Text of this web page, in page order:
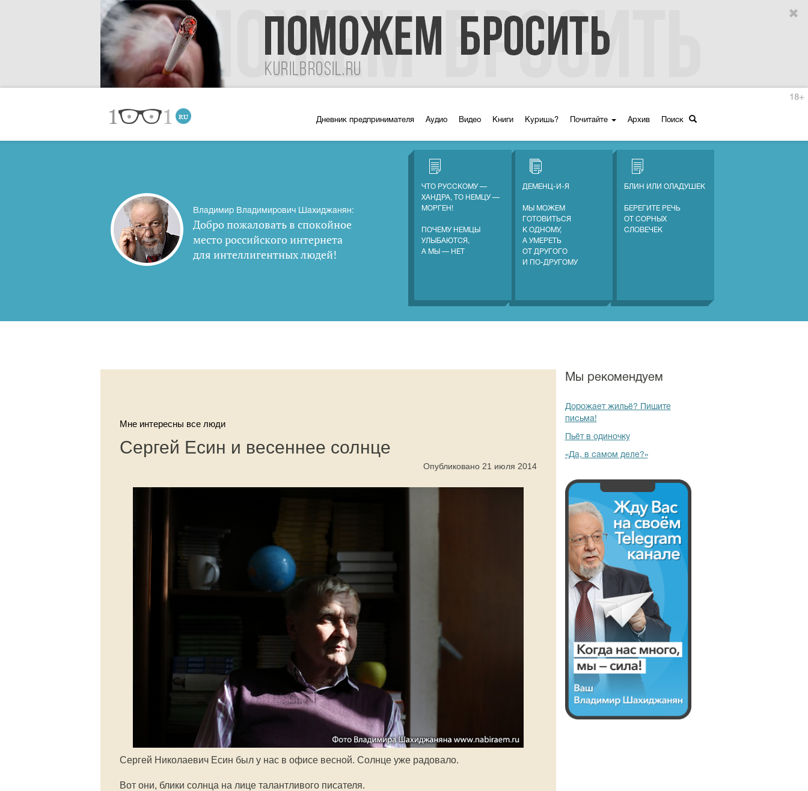
Дневник предпринимателя Аудио Видео Книги Куришь? Почитайте Архив Поиск
18+
Владимир Владимирович Шахиджанян:
Добро пожаловать в спокойное
место российского интернета
для интеллигентных людей!
ЧТО РУССКОМУ —
ХАНДРА, ТО НЕМЦУ —
МОРГЕН!
ПОЧЕМУ НЕМЦЫ
УЛЫБАЮТСЯ,
А МЫ — НЕТ
ДЕМЕНЦ-И-Я
МЫ МОЖЕМ
ГОТОВИТЬСЯ
К ОДНОМУ,
А УМЕРЕТЬ
ОТ ДРУГОГО
И ПО-ДРУГОМУ
БЛИН ИЛИ ОЛАДУШЕК
БЕРЕГИТЕ РЕЧЬ
ОТ СОРНЫХ
СЛОВЕЧЕК
Мне интересны все люди
Сергей Есин и весеннее солнце
Опубликовано 21 июля 2014
Сергей Николаевич Есин был у нас в офисе весной. Солнце уже радовало.
Вот они, блики солнца на лице талантливого писателя.
Мы рекомендуем
Дорожает жильё? Пишите
письма!
Пьёт в одиночку
«Да, в самом деле?»